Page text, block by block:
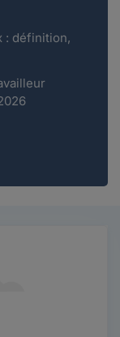
: définition,